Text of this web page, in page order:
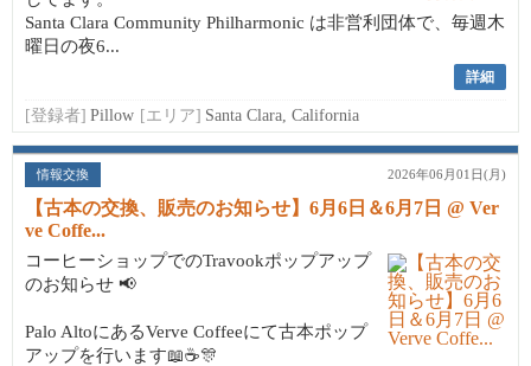
Santa Clara Community Philharmonic は非営利団体で、毎週木
曜日の夜6...
詳細
[登録者] Pillow [エリア] Santa Clara, California
情報交換 2026年06月01日(月)
【古本の交換、販売のお知らせ】6月6日＆6月7日 @ Ver
ve Coffe...
コーヒーショップでのTravookポップアップ
のお知らせ 📢
Palo AltoにあるVerve Coffeeにて古本ポップ
アップを行います📖☕🎊